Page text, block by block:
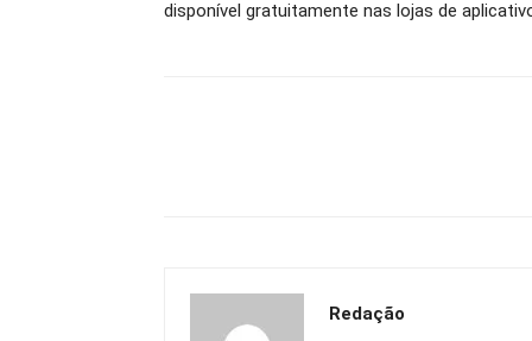
disponível gratuitamente nas lojas de
Redação